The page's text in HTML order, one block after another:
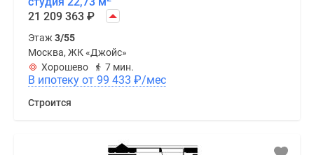
21 209 363 ₽
Этаж3/55
Москва, ЖК «Джойс»
Хорошево
7 мин.
В ипотеку от 99 433 ₽/мес
Строится